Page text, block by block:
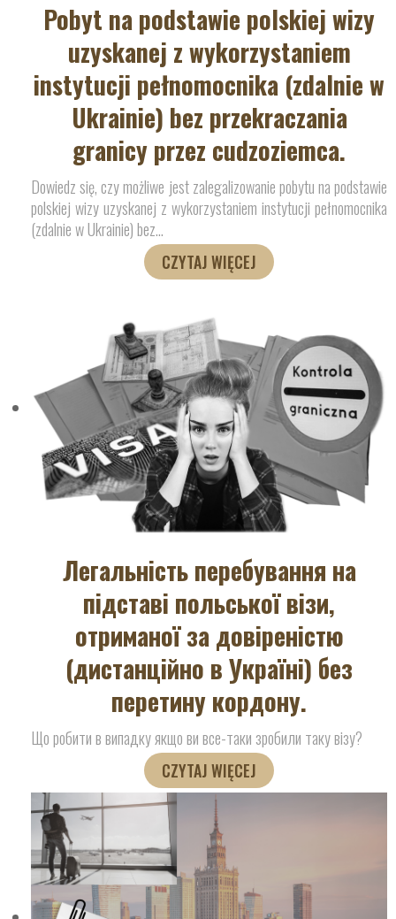
Pobyt na podstawie polskiej wizy
uzyskanej z wykorzystaniem
instytucji pełnomocnika (zdalnie w
Ukrainie) bez przekraczania
granicy przez cudzoziemca.
Dowiedz się, czy możliwe jest zalegalizowanie pobytu na podstawie
polskiej wizy uzyskanej z wykorzystaniem instytucji pełnomocnika
(zdalnie w Ukrainie) bez…
CZYTAJ WIĘCEJ
Легальність перебування на
підставі польської візи,
отриманої за довіреністю
(дистанційно в Україні) без
перетину кордону.
Що робити в випадку якщо ви все-таки зробили таку візу?
CZYTAJ WIĘCEJ